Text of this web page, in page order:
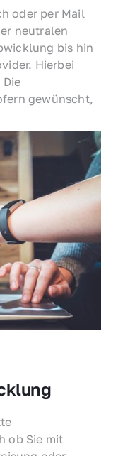
oder per Mail
neutralen
bis hin
Hierbei
gewünscht,
ob Sie mit